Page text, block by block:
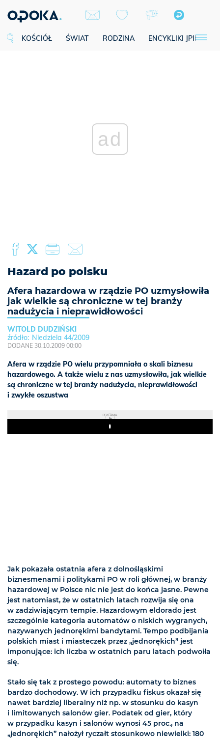
KOŚCIÓŁ ŚWIAT RODZINA ENCYKLIKI JPII
ad
Hazard po polsku
Afera hazardowa w rządzie PO uzmysłowiła
jak wielkie są chroniczne w tej branży
nadużycia i nieprawidłowości
WITOLD DUDZIŃSKI
Niedziela 44/2009
DODANE 30.10.2009 00:00
Afera w rządzie PO wielu przypomniała o skali biznesu
hazardowego. A także wielu z nas uzmysłowiła, jak wielkie
są chroniczne w tej branży nadużycia, nieprawidłowości
i zwykłe oszustwa
REKLAMA
Play
Jak pokazała ostatnia afera z dolnośląskimi
biznesmenami i politykami PO w roli głównej, w branży
hazardowej w Polsce nic nie jest do końca jasne. Pewne
jest natomiast, że w ostatnich latach rozwija się ona
w zadziwiającym tempie. Hazardowym eldorado jest
szczególnie kategoria automatów o niskich wygranych,
nazywanych jednorękimi bandytami. Tempo podbijania
polskich miast i miasteczek przez „jednorękich” jest
imponujące: ich liczba w ostatnich paru latach podwoiła
się.
Stało się tak z prostego powodu: automaty to biznes
bardzo dochodowy. W ich przypadku fiskus okazał się
nawet bardziej liberalny niż np. w stosunku do kasyn
i limitowanych salonów gier. Podatek od gier, który
w przypadku kasyn i salonów wynosi 45 proc., na
„jednorękich” nałożył ryczałt stosunkowo niewielki: 180